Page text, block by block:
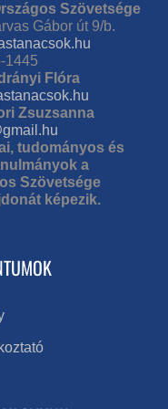
Szövetsége
Gábor út 9/b.
1445
Flóra
Zsuzsanna
tudományos és
a
Szövetsége
képezik.